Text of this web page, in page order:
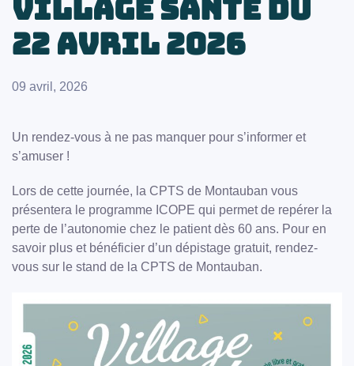
Village santé du
22 avril 2026
09 avril, 2026
Un rendez-vous à ne pas manquer pour s’informer et
s’amuser !
Lors de cette journée, la CPTS de Montauban vous
présentera le programme ICOPE qui permet de repérer la
perte de l’autonomie chez le patient dès 60 ans. Pour en
savoir plus et bénéficier d’un dépistage gratuit, rendez-
vous sur le stand de la CPTS de Montauban.